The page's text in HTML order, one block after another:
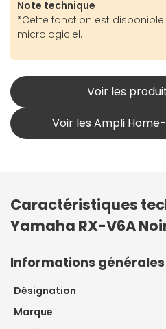
Note technique
*Cette fonction est
micrologiciel.
Voir les
Voir les Ampli
Caractéristiques
Yamaha RX-V6A
Informations générales
Désignation
Marque